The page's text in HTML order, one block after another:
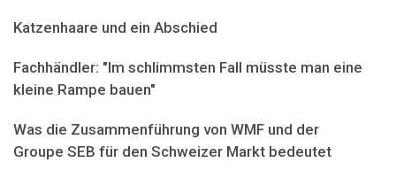
Katzenhaare und ein Abschied
Fachhändler: "Im schlimmsten Fall müsste man eine
kleine Rampe bauen"
Was die Zusammenführung von WMF und der
Groupe SEB für den Schweizer Markt bedeutet